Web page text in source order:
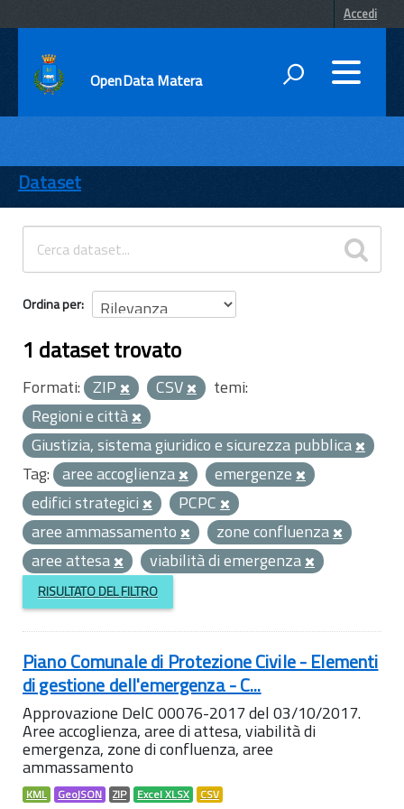
Accedi
OpenData Matera
ENTI
TEMI
INFORMAZIONI
Dataset
Ordina per
1 dataset trovato
Formati: ZIP CSV
temi:
Regioni e città
Giustizia, sistema giuridico e sicurezza pubblica
Tag: aree accoglienza
emergenze
edifici strategici
PCPC
aree ammassamento
zone confluenza
aree attesa
viabilità di emergenza
RISULTATO DEL FILTRO
Piano Comunale di Protezione Civile - Elementi
di gestione dell'emergenza - C...
Approvazione DelC 00076-2017 del 03/10/2017.
Aree accoglienza, aree di attesa, viabilità di
emergenza, zone di confluenza, aree
ammassamento
KML GeoJSON ZIP Excel XLSX CSV